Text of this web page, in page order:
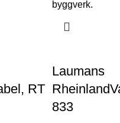
byggverk.
RT
Laumans
833